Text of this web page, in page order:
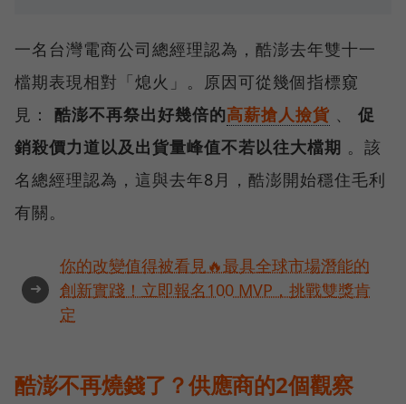
一名台灣電商公司總經理認為，酷澎去年雙十一
檔期表現相對「熄火」。原因可從幾個指標窺
見： 酷澎不再祭出好幾倍的高薪搶人撿貨 、 促
銷殺價力道以及出貨量峰值不若以往大檔期 。該
名總經理認為，這與去年8月，酷澎開始穩住毛利
有關。
➜
你的改變值得被看見🔥最具全球市場潛能的
創新實踐！立即報名100 MVP，挑戰雙獎肯
定
酷澎不再燒錢了？供應商的2個觀察